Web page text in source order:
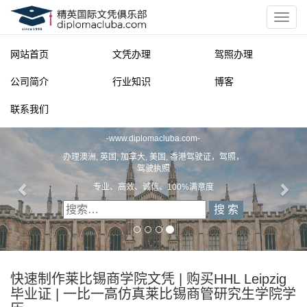
网站首页 文凭办理 驾照办理
公司简介 行业知识 博客
联系我们
-www.diplomacluba.com-
办理澳洲, 英国, 加拿大, 美国, 香港驾驶证，驾照，
驾驶执照
专业、高效、诚信、100%满意度
快速制作莱比锡商学院文凭 | 购买HHL Leipzig
毕业证 | 一比一高仿真莱比锡商管研究生学院学